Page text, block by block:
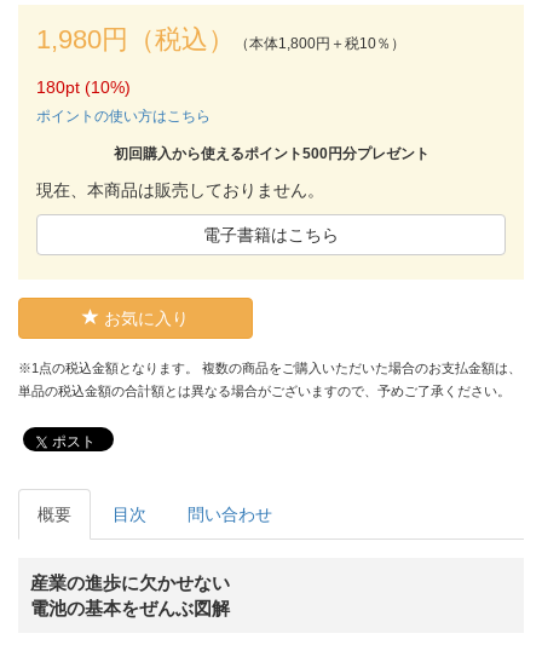
1,980円（税込） （本体1,800円＋税10％）
180pt (10%)
ポイントの使い方はこちら
初回購入から使えるポイント500円分プレゼント
現在、本商品は販売しておりません。
電子書籍はこちら
お気に入り
※1点の税込金額となります。 複数の商品をご購入いただいた場合のお支払金額は、
単品の税込金額の合計額とは異なる場合がございますので、予めご了承ください。
ポスト
概要 目次 問い合わせ
産業の進歩に欠かせない
電池の基本をぜんぶ図解